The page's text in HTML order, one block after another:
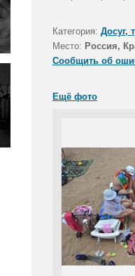
Категория: Досуг,
Место: Россия,
Сообщить об
Ещё фото